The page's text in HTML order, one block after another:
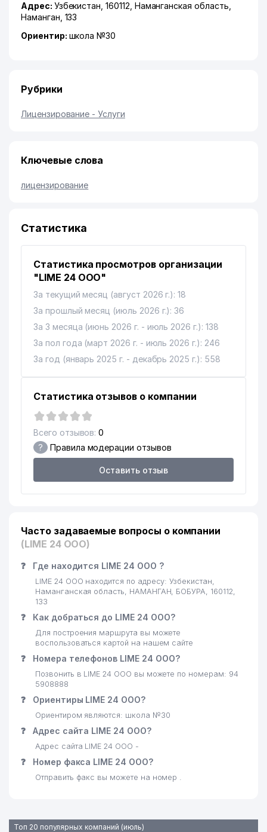
Адрес: Узбекистан, 160112, Наманганская область
Наманган , 133
Ориентир: школа №30
Рубрики
Лицензирование - Услуги
Ключевые слова
лицензирование
Статистика
Статистика просмотров организации
"LIME 24 ООО"
За текущий месяц (август 2026 г.): 18
За прошлый месяц (июль 2026 г.): 36
За 3 месяца (июнь 2026 г. - июль 2026 г.): 138
За пол года (март 2026 г. - июль 2026 г.): 246
За год (январь 2025 г. - декабрь 2025 г.): 558
Статистика отзывов о компании
Всего отзывов: 0
? Правила модерации отзывов
Оставить отзыв
Часто задаваемые вопросы о компании
(LIME 24 ООО)
❓ Где находится LIME 24 ООО ?
LIME 24 ООО находится по адресу: Узбекистан,
Наманганская область, НАМАНГАН, БОБУРА, 160112,
133
❓ Как добраться до LIME 24 ООО?
Для построения маршрута вы можете
воспользоваться картой на нашем сайте
❓ Номера телефонов LIME 24 ООО?
Позвонить в LIME 24 ООО вы можете по номерам: 94
5908888
❓ Ориентиры LIME 24 ООО?
Ориентиром являются: школа №30
❓ Адрес сайта LIME 24 ООО?
Адрес сайта LIME 24 ООО -
❓ Номер факса LIME 24 ООО?
Отправить факс вы можете на номер .
Топ 20 популярных компаний (июль)